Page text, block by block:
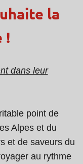
la
!
dans leur
point de
Alpes et du
et de saveurs du
au rythme